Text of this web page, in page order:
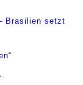
Brasilien setzt